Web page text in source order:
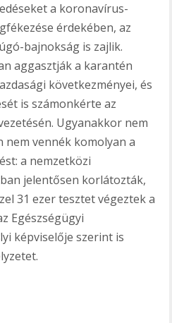
a koronavírus-
érdekében, az
bajnokság is zajlik.
aggasztják a karantén
következményei, és
is számonkérte az
Ugyanakkor nem
vennék komolyan a
a nemzetközi
jelentősen korlátozták,
31 ezer tesztet végeztek a
Egészségügyi
képviselője szerint is